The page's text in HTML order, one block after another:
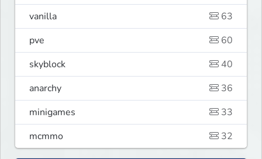
vanilla
63
pve
60
skyblock
40
anarchy
36
minigames
33
mcmmo
32